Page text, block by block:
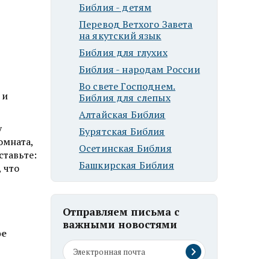
и
Библия - детям
Перевод Ветхого Завета
на якутский язык
Библия для глухих
Библия - народам России
Во свете Господнем.
Библия для слепых
Алтайская Библия
Бурятская Библия
Осетинская Библия
Башкирская Библия
Отправляем письма с
важными новостями